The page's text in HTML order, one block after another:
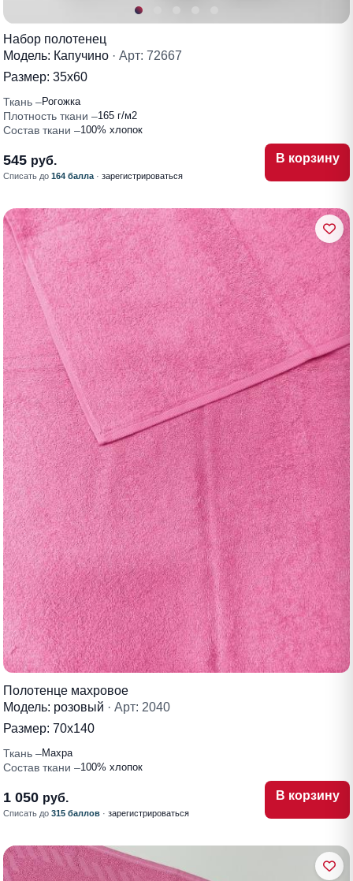
Набор полотенец
Модель: Капучино · Арт: 72667
Размер: 35х60
Ткань Рогожка
Плотность ткани 165 г/м2
Состав ткани 100% хлопок
545 руб.
Списать до 164 балла · зарегистрироваться
В корзину
Полотенце махровое
Модель: розовый · Арт: 2040
Размер: 70х140
Ткань Махра
Состав ткани 100% хлопок
1 050 руб.
Списать до 315 баллов · зарегистрироваться
В корзину